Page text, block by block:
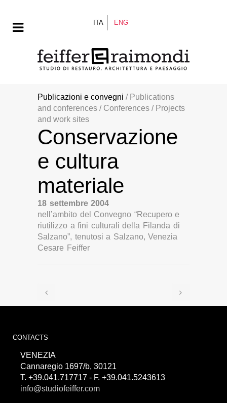
ITA ENG
Publicazioni e convegni / Publications
and conferences / Conferences / Projects
and work sites
Conservazione
e cultura
materiale
18 settembre 2004
nell’ambito del Convegno “Recupero e
riutilizzo a fini culturali della Filanda di
Salzano”, tenutosi a Salzano, Venezia
Cesare Feiffer
CONTACTS
VENEZIA
Cannaregio 1697/b, 30121
T. +39.041.717717 - F. +39.041.5243613
info@studiofeiffer.com